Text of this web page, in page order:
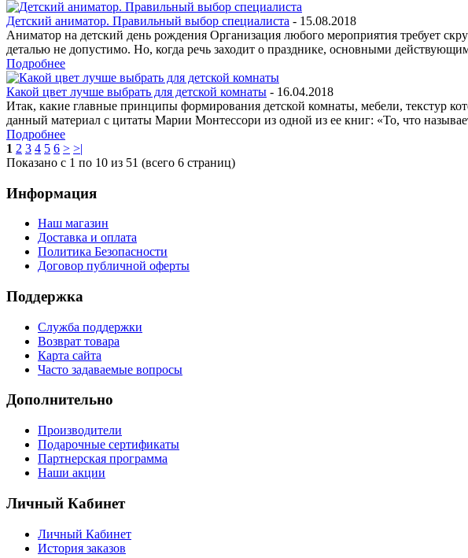
Детский аниматор. Правильный выбор специалиста - 15.08.2018
Аниматор на детский день рождения Организация любого мероприятия требует
деталью не допустимо. Но, когда речь заходит о празднике, основными
Подробнее
Какой цвет лучше выбрать для детской комнаты - 16.04.2018
Итак, какие главные принципы формирования детской комнаты, мебели, текстур
данный материал с цитаты Марии Монтессори из одной из ее книг: «То, что
Подробнее
1 2 3 4 5 6 > >|
Показано с 1 по 10 из 51 (всего 6 страниц)
Информация
Наш магазин
Доставка и оплата
Политика Безопасности
Договор публичной оферты
Поддержка
Служба поддержки
Возврат товара
Карта сайта
Часто задаваемые вопросы
Дополнительно
Производители
Подарочные сертификаты
Партнерская программа
Наши акции
Личный Кабинет
Личный Кабинет
История заказов